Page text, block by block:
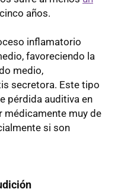
años.
inflamatorio
favoreciendo la
medio,
secretora. Este tipo
pérdida auditiva en
médicamente muy de
si son